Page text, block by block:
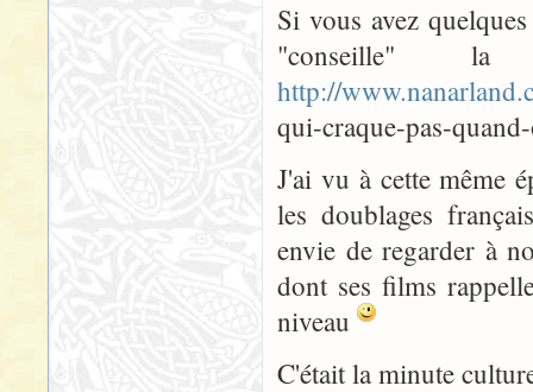
Si vous avez
"conseille"
http://
qui-craque-pas-
J'ai vu à cette même
les doublages
envie de regarder à
dont ses films
niveau
C'était la minute